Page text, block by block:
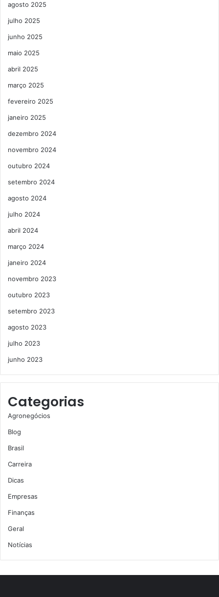
agosto 2025
julho 2025
junho 2025
maio 2025
abril 2025
março 2025
fevereiro 2025
janeiro 2025
dezembro 2024
novembro 2024
outubro 2024
setembro 2024
agosto 2024
julho 2024
abril 2024
março 2024
janeiro 2024
novembro 2023
outubro 2023
setembro 2023
agosto 2023
julho 2023
junho 2023
Categorias
Agronegócios
Blog
Brasil
Carreira
Dicas
Empresas
Finanças
Geral
Notícias